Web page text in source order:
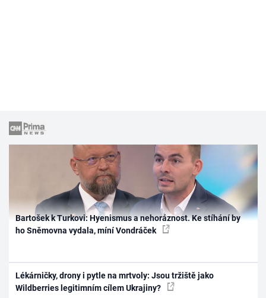
Bartošek k Turkovi: Hyenismus a nehoráznost. Ke stíhání by
ho Sněmovna vydala, míní Vondráček
Lékárničky, drony i pytle na mrtvoly: Jsou tržiště jako
Wildberries legitimním cílem Ukrajiny?